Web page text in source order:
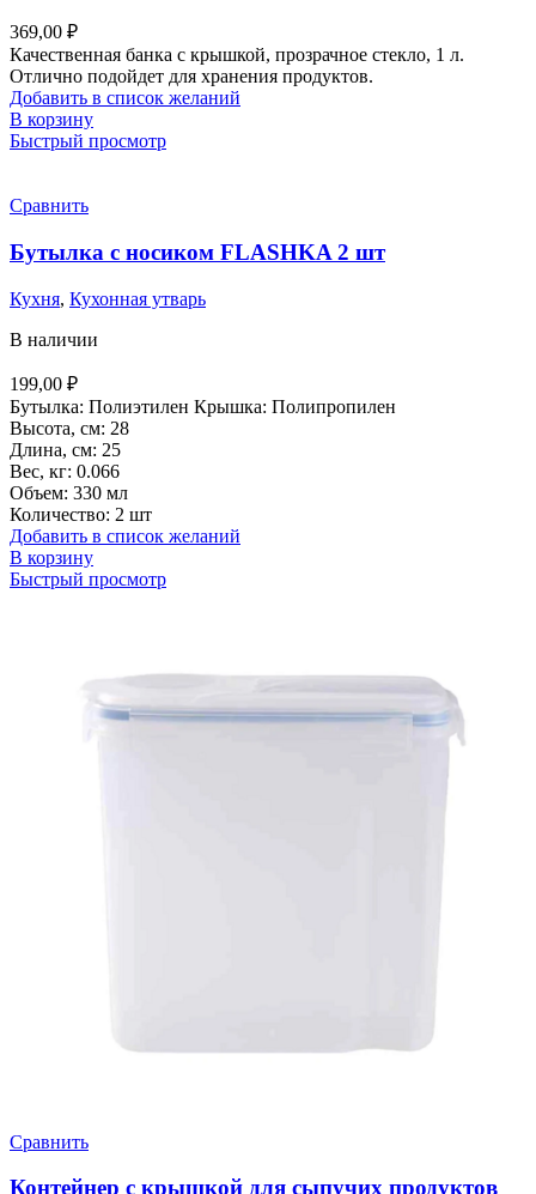
369,00 ₽
Качественная банка с крышкой, прозрачное стекло, 1 л.
Отлично подойдет для хранения продуктов.
Добавить в список желаний
В корзину
Быстрый просмотр
Сравнить
Бутылка с носиком FLASHKA 2 шт
Кухня, Кухонная утварь
В наличии
199,00 ₽
Бутылка: Полиэтилен Крышка: Полипропилен
Высота, см: 28
Длина, см: 25
Вес, кг: 0.066
Объем: 330 мл
Количество: 2 шт
Добавить в список желаний
В корзину
Быстрый просмотр
Сравнить
Контейнер с крышкой для сыпучих продуктов